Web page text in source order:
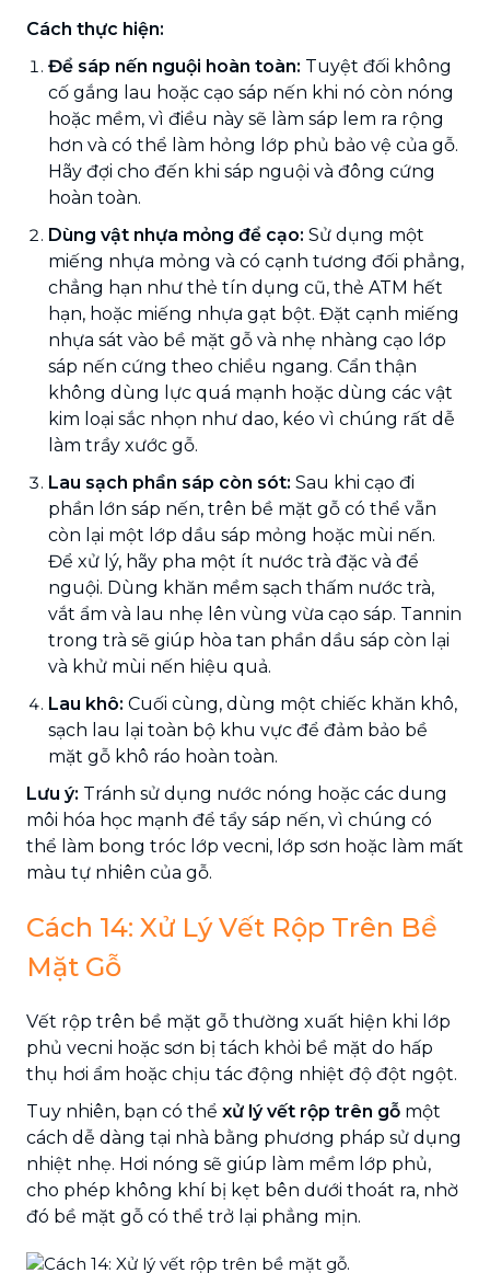
Cách thực hiện:
Để sáp nến nguội hoàn toàn: Tuyệt đối không
cố gắng lau hoặc cạo sáp nến khi nó còn nóng
hoặc mềm, vì điều này sẽ làm sáp lem ra rộng
hơn và có thể làm hỏng lớp phủ bảo vệ của gỗ.
Hãy đợi cho đến khi sáp nguội và đông cứng
hoàn toàn.
Dùng vật nhựa mỏng để cạo: Sử dụng một
miếng nhựa mỏng và có cạnh tương đối phẳng,
chẳng hạn như thẻ tín dụng cũ, thẻ ATM hết
hạn, hoặc miếng nhựa gạt bột. Đặt cạnh miếng
nhựa sát vào bề mặt gỗ và nhẹ nhàng cạo lớp
sáp nến cứng theo chiều ngang. Cẩn thận
không dùng lực quá mạnh hoặc dùng các vật
kim loại sắc nhọn như dao, kéo vì chúng rất dễ
làm trầy xước gỗ.
Lau sạch phần sáp còn sót: Sau khi cạo đi
phần lớn sáp nến, trên bề mặt gỗ có thể vẫn
còn lại một lớp dầu sáp mỏng hoặc mùi nến.
Để xử lý, hãy pha một ít nước trà đặc và để
nguội. Dùng khăn mềm sạch thấm nước trà,
vắt ẩm và lau nhẹ lên vùng vừa cạo sáp. Tannin
trong trà sẽ giúp hòa tan phần dầu sáp còn lại
và khử mùi nến hiệu quả.
Lau khô: Cuối cùng, dùng một chiếc khăn khô,
sạch lau lại toàn bộ khu vực để đảm bảo bề
mặt gỗ khô ráo hoàn toàn.
Lưu ý: Tránh sử dụng nước nóng hoặc các dung
môi hóa học mạnh để tẩy sáp nến, vì chúng có
thể làm bong tróc lớp vecni, lớp sơn hoặc làm mất
màu tự nhiên của gỗ.
Cách 14: Xử Lý Vết Rộp Trên Bề
Mặt Gỗ
Vết rộp trên bề mặt gỗ thường xuất hiện khi lớp
phủ vecni hoặc sơn bị tách khỏi bề mặt do hấp
thụ hơi ẩm hoặc chịu tác động nhiệt độ đột ngột.
Tuy nhiên, bạn có thể xử lý vết rộp trên gỗ một
cách dễ dàng tại nhà bằng phương pháp sử dụng
nhiệt nhẹ. Hơi nóng sẽ giúp làm mềm lớp phủ,
cho phép không khí bị kẹt bên dưới thoát ra, nhờ
đó bề mặt gỗ có thể trở lại phẳng mịn.